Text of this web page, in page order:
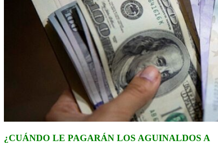
¿CUÁNDO LE PAGARÁN LOS AGUINALDOS A